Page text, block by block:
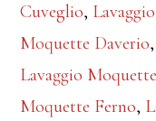
Cuveglio,
Moquette Daverio,
Lavaggio
Moquette Ferno,